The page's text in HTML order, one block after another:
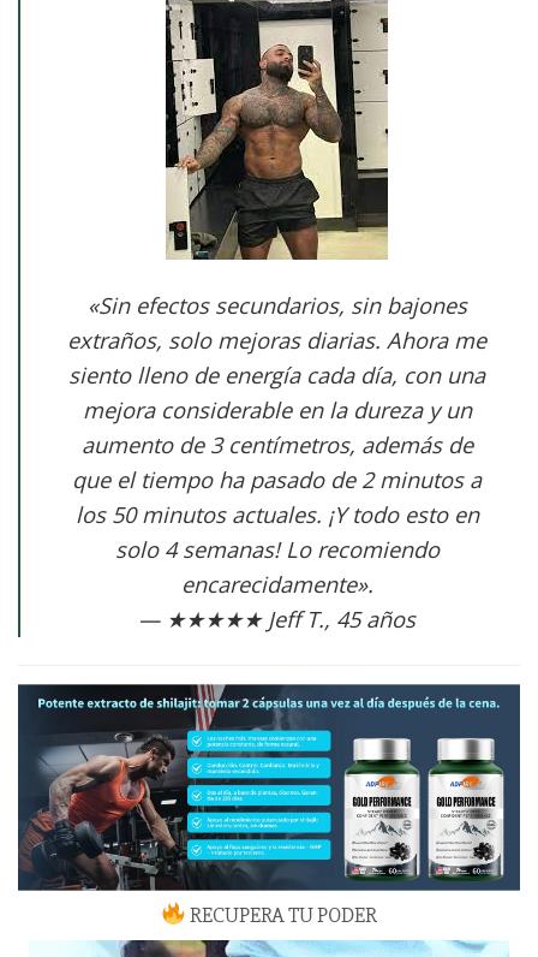
«Sin efectos secundarios, sin bajones
extraños, solo mejoras diarias. Ahora me
siento lleno de energía cada día, con una
mejora considerable en la dureza y un
aumento de 3 centímetros, además de
que el tiempo ha pasado de 2 minutos a
los 50 minutos actuales. ¡Y todo esto en
solo 4 semanas! Lo recomiendo
encarecidamente».
— ★★★★★ Jeff T., 45 años
RECUPERA TU PODER